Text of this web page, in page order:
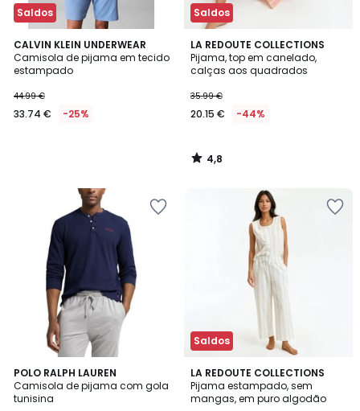
Saldos
CALVIN KLEIN UNDERWEAR
Camisola de pijama em tecido
estampado
44.99 €
33.74 € -25%
Saldos
LA REDOUTE COLLECTIONS
Pijama, top em canelado,
calças aos quadrados
35.99 €
20.15 € -44%
4,8
/ 5
4,8
/
POLO RALPH LAUREN
Camisola de pijama com gola
tunisina
5
/
5
Saldos
LA REDOUTE COLLECTIONS
Pijama estampado, sem
mangas, em puro algodão
4,2
/ 5